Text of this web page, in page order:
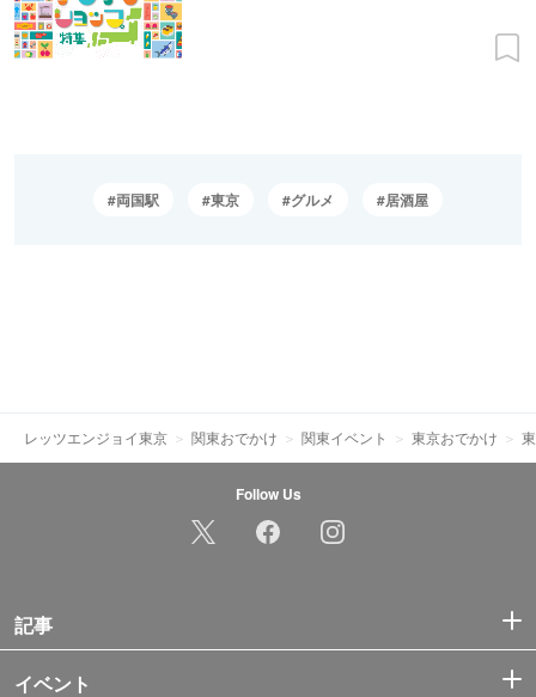
両国駅 東京 グルメ 居酒屋
レッツエンジョイ東京 関東おでかけ 関東イベント 東京おでかけ
Follow Us
記事
イベント